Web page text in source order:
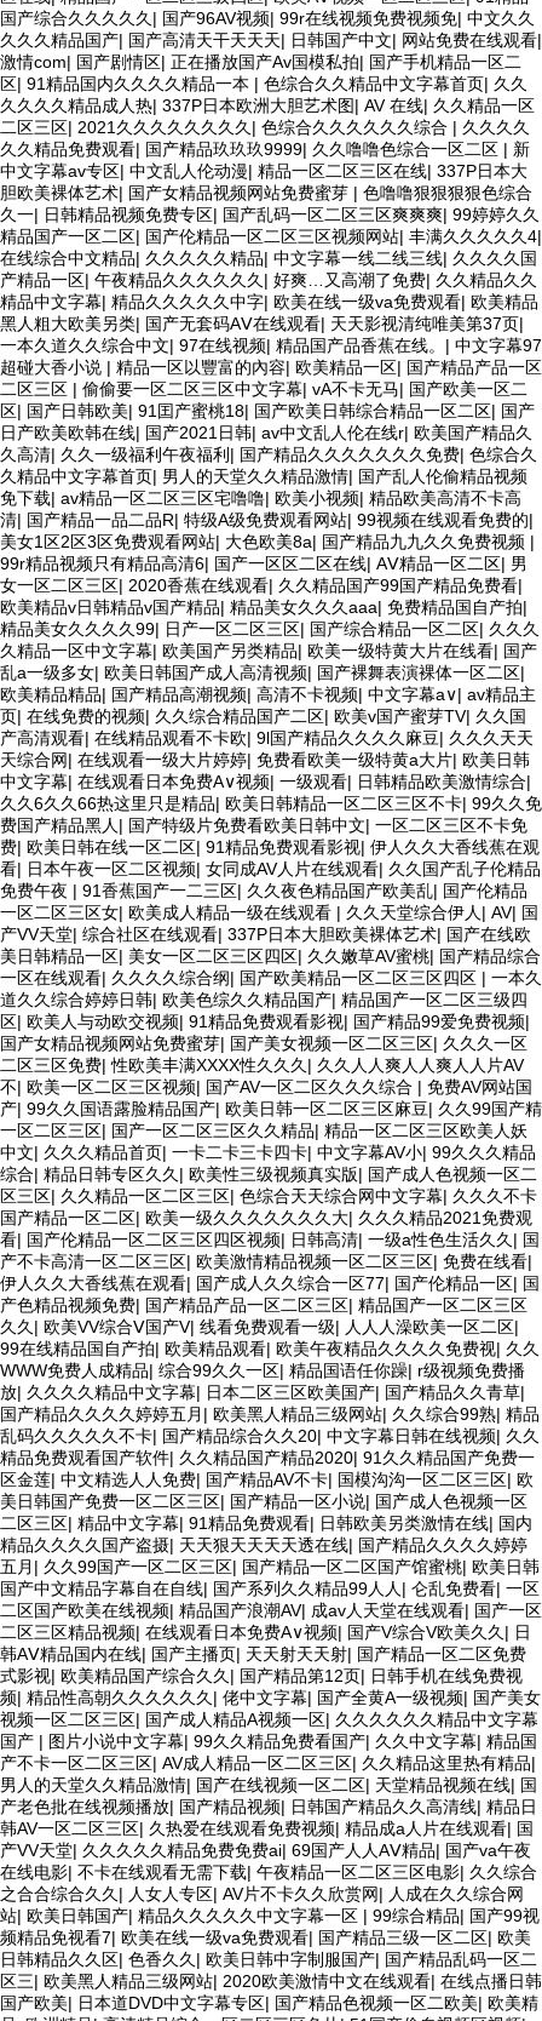
国产综合久久久久久 | 国产96AV视频| 99r在线视频免费视频免| 中文久久
久久久精品国产| 国产高清天干天天天| 日韩国产中文| 网站免费在线观看|
激情com| 国产剧情区| 正在播放国产Av国模私拍| 国产手机精品一区二
区| 91精品国内久久久久精品一本 | 色综合久久精品中文字幕首页| 久久
久久久久精品成人热| 337P日本欧洲大胆艺术图| AV 在线| 久久精品一区
二区三区| 2021久久久久久久久久 | 色综合久久久久久久综合 | 久久久久
久久精品免费观看| 国产精品玖玖玖9999| 久久噜噜色综合一区二区 | 新
中文字幕av专区| 中文乱人伦动漫| 精品一区二区三区在线| 337P日本大
胆欧美裸体艺术| 国产女精品视频网站免费蜜芽 | 色噜噜狠狠狠狠色综合
久一| 日韩精品视频免费专区| 国产乱码一区二区三区爽爽爽| 99婷婷久久
精品国产一区二区| 国产伦精品一区二区三区视频网站| 丰满久久久久久4|
在线综合中文精品| 久久久久久精品| 中文字幕一线二线三线| 久久久久国
产精品一区| 午夜精品久久久久久久 | 好爽…又高潮了免费| 久久精品久久
精品中文字幕| 精品久久久久久中字| 欧美在线一级va免费观看| 欧美精品
黑人粗大欧美另类| 国产无套码AⅤ在线观看| 天天影视清纯唯美第37页|
一本久道久久综合中文| 97在线视频| 精品国产品香蕉在线。 | 中文字幕97
超碰大香小说 | 精品一区以豐富的內容| 欧美精品一区| 国产精品产品一区
二区三区 | 偷偷要一区二区三区中文字幕| vA不卡无马| 国产欧美一区二
区| 国产日韩欧美| 91囯产蜜桃18| 国产欧美日韩综合精品一区二区| 国产
日产欧美欧韩在线| 国产2021日韩| av中文乱人伦在线r| 欧美国产精品久
久高清| 久久一级福利午夜福利 | 国产精品久久久久久久久免费| 色综合久
久精品中文字幕首页| 男人的天堂久久精品激情| 国产乱人伦偷精品视频
免下载| av精品一区二区三区宅噜噜| 欧美小视频| 精品欧美高清不卡高
清| 国产精品一品二品R| 特级A级免费观看网站| 99视频在线观看免费的|
美女1区2区3区免费观看网站| 大色欧美8a| 国产精品九九久久免费视频 |
99r精品视频只有精品高清6| 国产一区区二区在线| AⅤ精品一区二区| 男
女一区二区三区| 2020香蕉在线观看| 久久精品国产99国产精品免费看|
欧美精品v日韩精品v国产精品| 精品美女久久久aaa| 免费精品国自产拍|
精品美女久久久久99| 日产一区二区三区| 国产综合精品一区二区| 久久久
久精品一区中文字幕| 欧美国产另类精品| 欧美一级特黄大片在线看| 国产
乱a一级多女| 欧美日韩国产成人高清视频| 国产裸舞表演裸体一区二区|
欧美精品精品| 国产精品高潮视频| 高清不卡视频| 中文字幕a∨| av精品主
页| 在线免费的视频| 久久综合精品国产二区| 欧美v国产蜜芽TV| 久久国
产高清观看| 在线精品观看不卡欧| 9l国产精品久久久久麻豆| 久久久天天
天综合网| 在线观看一级大片婷婷| 免费看欧美一级特黄a大片| 欧美日韩
中文字幕| 在线观看日本免费A∨视频| 一级观看| 日韩精品欧美激情综合|
久久6久久66热这里只是精品| 欧美日韩精品一区二区三区不卡| 99久久免
费国产精品黑人 | 国产特级片免费看欧美日韩中文| 一区二区三区不卡免
费| 欧美日韩在线一区二区| 91精品免费观看影视| 伊人久久大香线蕉在观
看| 日本午夜一区二区视频| 女同成AV人片在线观看| 久久国产乱子伦精品
免费午夜 | 91香蕉国产一二三区| 久久夜色精品国产欧美乱| 国产伦精品
一区二区三区女| 欧美成人精品一级在线观看 | 久久天堂综合伊人 | AV| 国
产VV天堂| 综合社区在线观看| 337P日本大胆欧美裸体艺术| 国产在线欧
美日韩精品一区| 美女一区二区三区四区| 久久嫩草AV蜜桃| 国产精品综合
一区在线观看| 久久久久综合纲| 国产欧美精品一区二区三区四区 | 一本久
道久久综合婷婷日韩| 欧美色综久久精品国产| 精品国产一区二区三级四
区| 欧美人与动欧交视频| 91精品免费观看影视| 国产精品99爱免费视频|
国产女精品视频网站免费蜜芽| 国产美女视频一区二区三区| 久久久一区
二区三区免费|性欧美丰满XXXX性久久久 | 久久人人爽人人爽人人片AV
不| 欧美一区二区三区视频| 国产AV一区二区久久久综合 | 免费AV网站国
产| 99久久国语露脸精品国产| 欧美日韩一区二区三区麻豆| 久久99国产精
一区二区三区| 国产一区二区三区久久精品| 精品一区二区三区欧美人妖
中文| 久久久精品首页| 一卡二卡三卡四卡| 中文字幕AV小| 99久久久精品
综合| 精品日韩专区久久 | 欧美性三级视频真实版| 国产成人色视频一区二
区三区| 久久精品一区二区三区| 色综合天天综合网中文字幕| 久久久不卡
国产精品一区二区| 欧美一级久久久久久久久大| 久久久精品2021免费观
看| 国产伦精品一区二区三区四区视频| 日韩高清| 一级a性色生活久久 | 国
产不卡高清一区二区三区| 欧美激情精品视频一区二区三区| 免费在线看|
伊人久久大香线蕉在观看| 国产成人久久综合一区77| 国产伦精品一区| 国
产色精品视频免费| 国产精品产品一区二区三区| 精品国产一区二区三区
久久 | 欧美VV综合Ⅴ国产V| 线看免费观看一级| 人人人澡欧美一区二区|
99在线精品国自产拍| 欧美精品观看| 欧美午夜精品久久久久免费视| 久久
WWW免费人成精品| 综合99久久一区| 精品国语任你躁| r级视频免费播
放| 久久久久精品中文字幕| 日本二区三区欧美国产| 国产精品久久青草|
国产精品久久久久婷婷五月 | 欧美黑人精品三级网站| 久久综合99熟| 精品
乱码久久久久久不卡| 国产精品综合久久20| 中文字幕日韩在线视频| 久久
精品免费观看国产软件| 久久精品国产精品2020| 91久久精品国产免费一
区金莲| 中文精选人人免费| 国产精品AV不卡| 国模沟沟一区二区三区| 欧
美日韩国产免费一区二区三区| 国产精品一区小说| 国产成人色视频一区
二区三区| 精品中文字幕| 91精品免费观看| 日韩欧美另类激情在线| 国内
精品久久久久国产盗摄| 天天狠天天天天透在线| 国产精品久久久久婷婷
五月 | 久久99国产一区二区三区| 国产精品一区二区国产馆蜜桃| 欧美日韩
国产中文精品字幕自在自线| 国产系列久久精品99人人 | 仑乱免费看| 一区
二区国产欧美在线视频| 精品国产浪潮AV| 成av人天堂在线观看| 国产一区
二区三区精品视频| 在线观看日本免费A∨视频| 国产V综合V欧美久久 | 日
韩AⅤ精品国内在线| 国产主播页| 天天射天天射| 国产精品一区二区免费
式影视| 欧美精品国产综合久久 | 国产精品第12页| 日韩手机在线免费视
频| 精品性高朝久久久久久久 | 佬中文字幕| 国产全黄A一级视频| 国产美女
视频一区二区三区| 国产成人精品A视频一区| 久久久久久久精品中文字幕
国产 | 图片小说中文字幕| 99久久精品免费看国产| 久久中文字幕| 精品国
产不卡一区二区三区| AV成人精品一区二区三区| 久久精品这里热有精品|
男人的天堂久久精品激情| 国产在线视频一区二区| 天堂精品视频在线| 国
产老色批在线视频播放| 国产精品视频| 日韩国产精品久久高清线| 精品日
韩AV一区二区三区| 久热爱在线观看免费视频| 精品成a人片在线观看| 国
产VV天堂| 久久久久久精品免费免费ai| 69国产人人AⅤ精品| 国产va午夜
在线电影| 不卡在线观看无需下载| 午夜精品一区二区三区电影| 久久综合
之合合综合久久 | 人女人专区| AV片不卡久久欣赏网| 人成在久久综合网
站| 欧美日韩国产| 精品久久久久久中文字幕一区 | 99综合精品| 国产99视
频精品免视看7| 欧美在线一级va免费观看| 国产精品三级一区二区| 欧美
日韩精品久久区| 色香久久 | 欧美日韩中字制服国产| 国产精品乱码一区二
区三| 欧美黑人精品三级网站| 2020欧美激情中文在线观看| 在线点播日韩
国产欧美| 日本道DVD中文字幕专区| 国产精品色视频一区二欧美| 欧美精